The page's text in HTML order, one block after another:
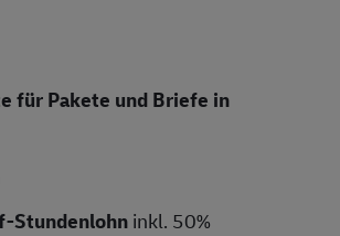
für Pakete und Briefe in
Stundenlohninkl. 50%